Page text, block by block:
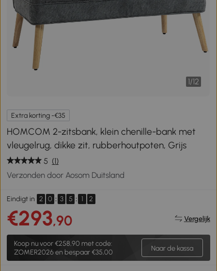
1/12
Extra korting -€35
HOMCOM 2-zitsbank, klein chenille-bank met
vleugelrug, dikke zit, rubberhoutpoten, Grijs
5 (1)
Verzonden door Aosom Duitsland
Eindigt in 2 0 : 3 5 : 1 2
€293,90 Vergelijk
Koop nu voor €258,90 met code:
ZOMER2026 en bespaar €35,00
Naar de kassa